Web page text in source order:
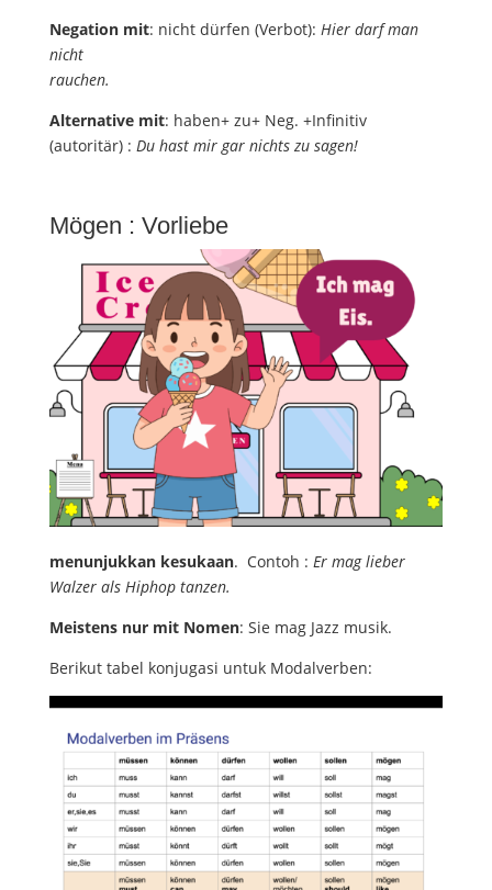
Negation mit: nicht dürfen (Verbot): Hier darf man
nicht
rauchen.
Alternative mit: haben+ zu+ Neg. +Infinitiv
(autoritär) : Du hast mir gar nichts zu sagen!
Mögen : Vorliebe
menunjukkan kesukaan. Contoh : Er mag lieber
Walzer als Hiphop tanzen.
Meistens nur mit Nomen: Sie mag Jazz musik.
Berikut tabel konjugasi untuk Modalverben: